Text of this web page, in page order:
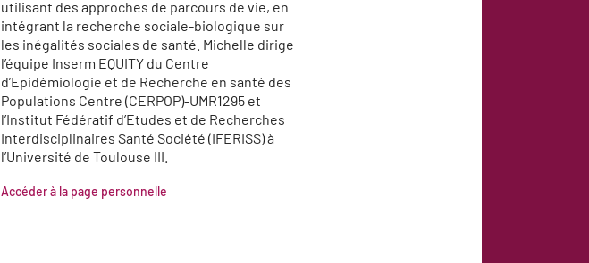
utilisant des approches de parcours de vie, en
intégrant la recherche sociale-biologique sur
les inégalités sociales de santé. Michelle dirige
l’équipe Inserm EQUITY du Centre
d’Epidémiologie et de Recherche en santé des
Populations Centre (CERPOP)-UMR1295 et
l’Institut Fédératif d’Etudes et de Recherches
Interdisciplinaires Santé Société (IFERISS) à
l’Université de Toulouse III.
Accéder à la page personnelle